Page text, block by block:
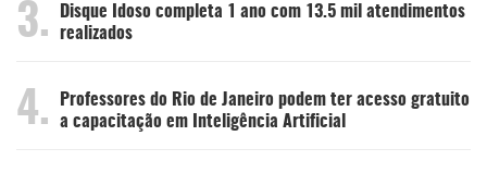
3.
Disque Idoso completa 1 ano com 13.5 mil atendimentos
realizados
4.
Professores do Rio de Janeiro podem ter acesso gratuito
a capacitação em Inteligência Artificial